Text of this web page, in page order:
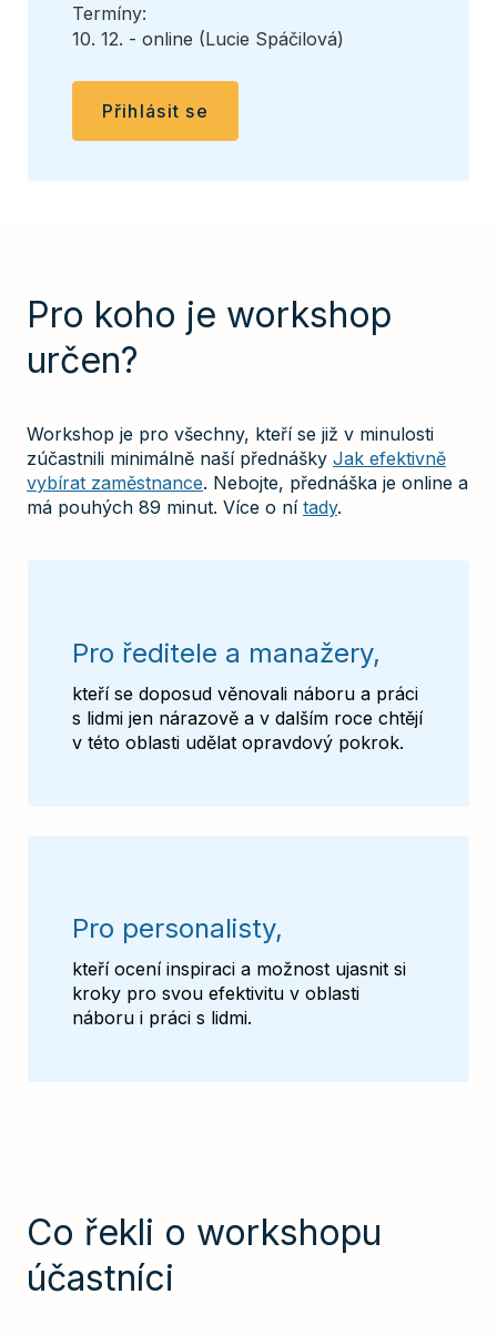
Termíny:
10. 12. - online (Lucie Spáčilová)
Přihlásit se
Pro koho je workshop
určen?
Workshop je pro všechny, kteří se již v minulosti
zúčastnili minimálně naší přednášky Jak efektivně
vybírat zaměstnance. Nebojte, přednáška je online a
má pouhých 89 minut. Více o ní tady.
Pro ředitele a manažery,
kteří se doposud věnovali náboru a práci
s lidmi jen nárazově a v dalším roce chtějí
v této oblasti udělat opravdový pokrok.
Pro personalisty,
kteří ocení inspiraci a možnost ujasnit si
kroky pro svou efektivitu v oblasti
náboru i práci s lidmi.
Co řekli o workshopu
účastníci